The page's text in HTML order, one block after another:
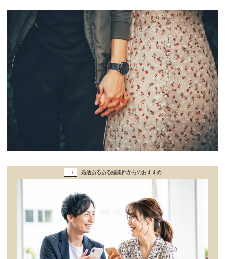
あるある
その他
グルメ
趣味・旅行
PR 婚活あるある編集部からのおすすめ